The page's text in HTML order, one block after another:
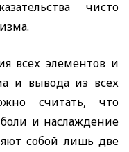
чисто
всех элементов и
и вывода из всех
считать, что
и наслаждение
собой лишь две